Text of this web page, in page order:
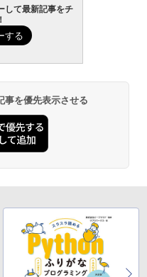
して最新記事をチ
事を優先表示させる